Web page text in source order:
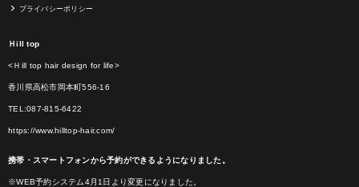
プライバシーポリシー
Ｈill top
<Ｈill top hair design for life>
香川県高松市岡本町556-16
TEL:087-815-6422
https://www.hilltop-hair.com/
携帯・スマートフォンから予約ができるようになりました。
※WEB予約システム4月1日より変更になりました。